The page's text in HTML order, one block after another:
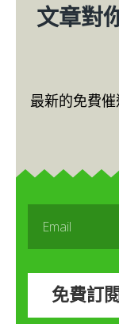
文章對
最新的免費
免費訂